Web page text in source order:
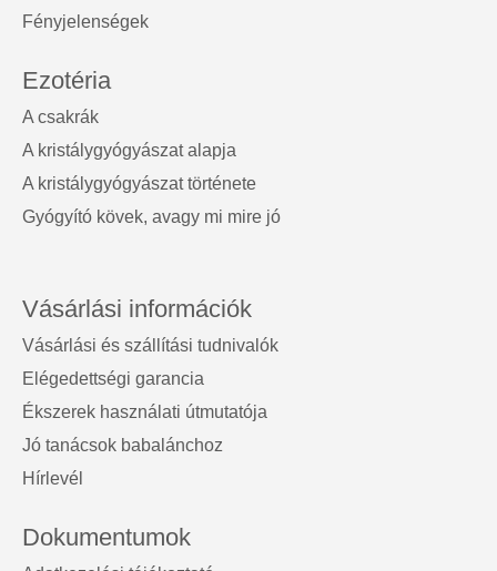
Fényjelenségek
Ezotéria
A csakrák
A kristálygyógyászat alapja
A kristálygyógyászat története
Gyógyító kövek, avagy mi mire jó
Vásárlási információk
Vásárlási és szállítási tudnivalók
Elégedettségi garancia
Ékszerek használati útmutatója
Jó tanácsok babalánchoz
Hírlevél
Dokumentumok